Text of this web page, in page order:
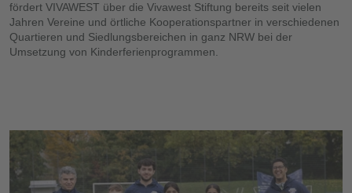
fördert VIVAWEST über die Vivawest Stiftung bereits seit vielen
Jahren Vereine und örtliche Kooperationspartner in verschiedenen
Quartieren und Siedlungsbereichen in ganz NRW bei der
Umsetzung von Kinderferienprogrammen.